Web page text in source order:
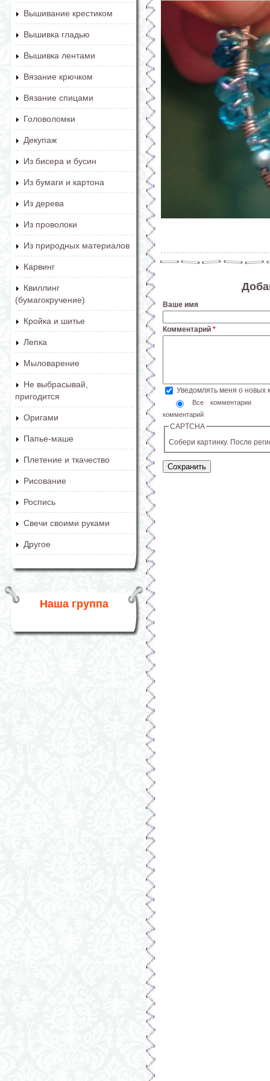
Вышивание крестиком
Вышивка гладью
Вышивка лентами
Вязание крючком
Вязание спицами
Головоломки
Декупаж
Из бисера и бусин
Из бумаги и картона
Из дерева
Из проволоки
Из природных материалов
Карвинг
Квиллинг
(бумагокручение)
Кройка и шитье
Лепка
Мыловарение
Не выбрасывай,
пригодится
Оригами
Папье-маше
Плетение и ткачество
Рисование
Роспись
Свечи своими руками
Другое
Наша группа
Ваше имя
Комментарий *
Уведомлять меня о новых
Все комментарии
комментарий
CAPTCHA
Собери картинку. После